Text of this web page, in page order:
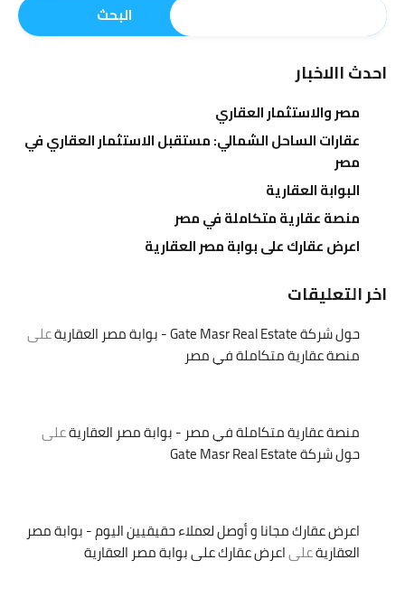
البحث
احدث االاخبار
مصر والاستثمار العقاري
عقارات الساحل الشمالي: مستقبل الاستثمار العقاري في
مصر
البوابة العقارية
منصة عقارية متكاملة في مصر
اعرض عقارك على بوابة مصر العقارية
اخر التعليقات
حول شركة Gate Masr Real Estate - بوابة مصر العقارية
على
منصة عقارية متكاملة في مصر
منصة عقارية متكاملة في مصر - بوابة مصر العقاريةعلى
حول شركة Gate Masr Real Estate
اعرض عقارك مجانا و أوصل لعملاء حقيقيين اليوم - بوابة مصر
العقاريةعلىاعرض عقارك على بوابة مصر العقارية